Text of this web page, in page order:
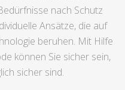
nach Schutz
Ansätze, die auf
beruhen. Mit Hilfe
können Sie sicher sein,
sicher sind.